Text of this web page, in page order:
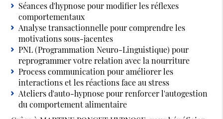
Séances d'hypnose pour modifier les réflexes
comportementaux
Analyse transactionnelle pour comprendre les
motivations sous-jacentes
PNL (Programmation Neuro-Linguistique) pour
reprogrammer votre relation avec la nourriture
Process communication pour améliorer les
interactions et les réactions face au stress
Ateliers d'auto-hypnose pour renforcer l'autogestion
du comportement alimentaire